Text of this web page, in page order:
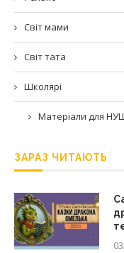
Світ мами
Світ тата
Школярі
Матеріали для
ЗАРАЗ ЧИТАЮТЬ